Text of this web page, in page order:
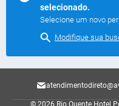
selecionado.
Selecione um novo
Modifique sua
© 2026 Rio Quente Hotel